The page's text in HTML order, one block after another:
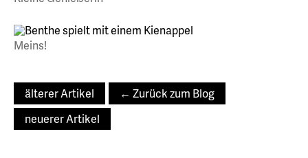
Meins!
älterer Artikel
← Zurück zum Blog
neuerer Artikel